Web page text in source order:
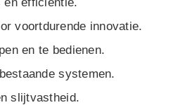
voortdurende innovatie.
en te bedienen.
systemen.
slijtvastheid.